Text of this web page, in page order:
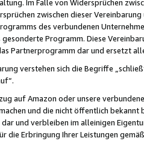
Im Falle von Widersprüchen
zwischen dieser
des verbundenen
Programm. Diese
Partnerprogramm dar und ersetzt
verstehen sich die Begriffe
auf Amazon oder unsere
und die nicht öffentlich
dar und verbleiben im alleinigen
die Erbringung Ihrer Leistungen